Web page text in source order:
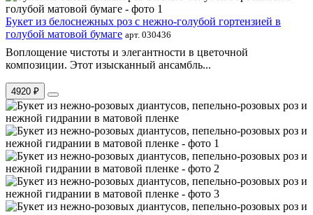
Букет из белоснежных роз с нежно-голубой гортензией в
голубой матовой бумаге арт. 030436
Воплощение чистоты и элегантности в цветочной
композиции. Этот изысканный ансамбль...
4920 ₽